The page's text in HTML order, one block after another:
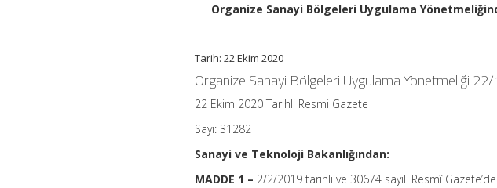
Organize Sanayi Bölgeleri Uygulama
Tarih: 22 Ekim 2020
Organize Sanayi Bölgeleri Uygulama Yönetmeliği
22 Ekim 2020 Tarihli Resmi Gazete
Sayı: 31282
Sanayi ve Teknoloji Bakanlığından:
MADDE 1 – 2/2/2019 tarihli ve 30674 sayılı Resmî